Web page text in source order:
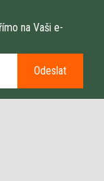
na Vaši e-
Odeslat